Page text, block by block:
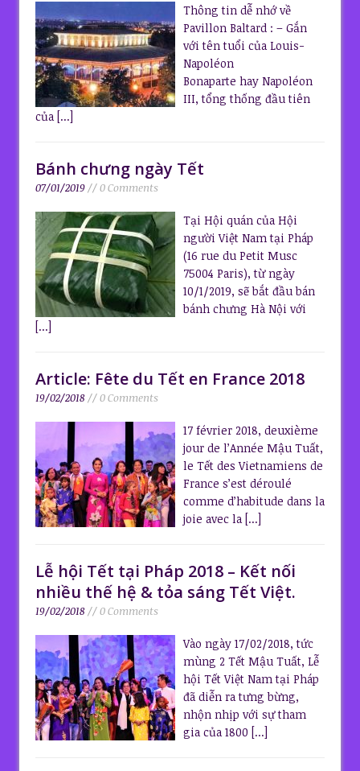
Thông tin dễ nhớ về
Pavillon Baltard : – Gắn
với tên tuổi của Louis-
Napoléon
Bonaparte hay Napoléon
III, tổng thống đầu tiên
của [...]
Bánh chưng ngày Tết
07/01/2019// 0 Comments
Tại Hội quán của Hội
người Việt Nam tại Pháp
(16 rue du Petit Musc
75004 Paris), từ ngày
10/1/2019, sẽ bắt đầu bán
bánh chưng Hà Nội với
[...]
Article: Fête du Tết en France 2018
19/02/2018 // 0 Comments
17 février 2018, deuxième
jour de l’Année Mậu Tuất,
le Tết des Vietnamiens de
France s’est déroulé
comme d’habitude dans la
joie avec la [...]
Lễ hội Tết tại Pháp 2018 – Kết nối
nhiều thế hệ & tỏa sáng Tết Việt.
19/02/2018 // 0 Comments
Vào ngày 17/02/2018, tức
mùng 2 Tết Mậu Tuất, Lễ
hội Tết Việt Nam tại Pháp
đã diễn ra tưng bừng,
nhộn nhịp với sự tham
gia của 1800 [...]